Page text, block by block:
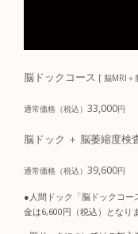
脳ドックコース [ 脳MRI＋
通常価格（税込） 33,000円
脳ドック ＋ 脳萎縮度検
通常価格（税込） 39,600円
●人間ドック「脳ドックコ
金は6,600円（税込）となり